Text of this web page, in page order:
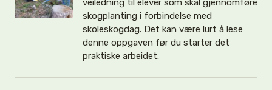
veiledning til elever som skal gjennomføre
skogplanting i forbindelse med
skoleskogdag. Det kan være lurt å lese
denne oppgaven før du starter det
praktiske arbeidet.